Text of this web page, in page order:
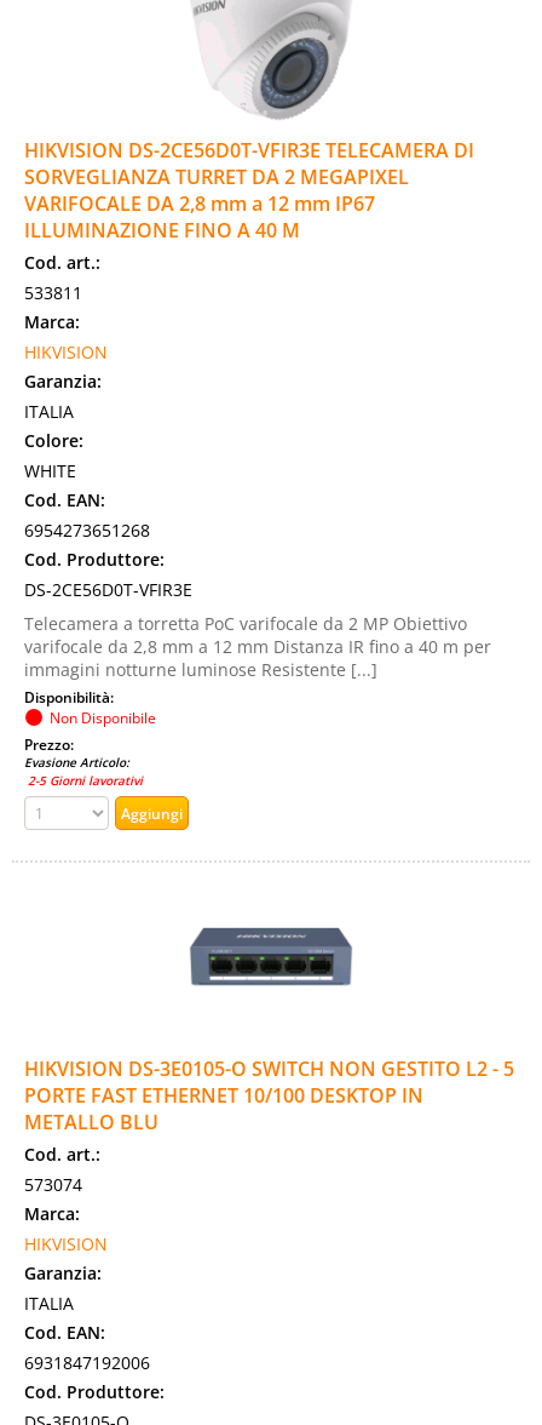
HIKVISION DS-2CE56D0T-VFIR3E TELECAMERA DI
SORVEGLIANZA TURRET DA 2 MEGAPIXEL
VARIFOCALE DA 2,8 mm a 12 mm IP67
ILLUMINAZIONE FINO A 40 M
Cod. art.:
533811
Marca:
HIKVISION
Garanzia:
ITALIA
Colore:
WHITE
Cod. EAN:
6954273651268
Cod. Produttore:
DS-2CE56D0T-VFIR3E
Telecamera a torretta PoC varifocale da 2 MP Obiettivo
varifocale da 2,8 mm a 12 mm Distanza IR fino a 40 m per
immagini notturne luminose Resistente [...]
Disponibilità:
Non Disponibile
Prezzo:
Evasione Articolo:
2-5 Giorni lavorativi
HIKVISION DS-3E0105-O SWITCH NON GESTITO L2 - 5
PORTE FAST ETHERNET 10/100 DESKTOP IN
METALLO BLU
Cod. art.:
573074
Marca:
HIKVISION
Garanzia:
ITALIA
Cod. EAN:
6931847192006
Cod. Produttore: